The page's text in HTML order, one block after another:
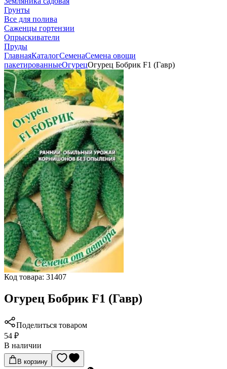
Грунты
Все для полива
Саженцы гортензии
Опрыскиватели
Пруды
ГлавнаяКаталогСеменаСемена овощи
пакетированныеОгурецОгурец Бобрик F1 (Гавр)
Код товара: 31407
Огурец Бобрик F1 (Гавр)
Поделиться товаром
54 ₽
В наличии
В корзину